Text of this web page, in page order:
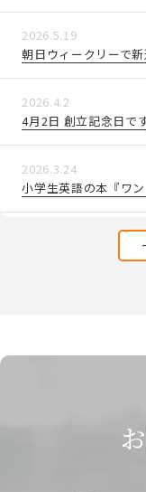
■クラリベイト社（
Webセミナー
Science収録論文の
催されます。弊社代
語論文の講義を担当
供もございます。 ご
りお申込みをお願いい
★4月27日(月)新刊の
■【『英検1級 要約・
中山 裕木子/横山 カ
https://amzn.asia/
■【『英検準1級 要
https://amzn.asia/d/
■無料開催！ランチ
2026.5.19
朝日ウィークリーで新
2026.4.2
4月2日 創立記念日で
2026.3.24
小学生英語の本『ワン
AIで価値を生み出す